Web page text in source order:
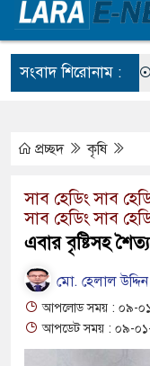
সংবাদ শিরোনাম :
প্রচ্ছদ কৃষি
সাব হেডিং সাব
সাব হেডিং সাব
এবার বৃষ্টিসহ
মো. হেলাল উদ্দিন
আপলোড সময় : ০৯-
আপডেট সময় : ০৯-